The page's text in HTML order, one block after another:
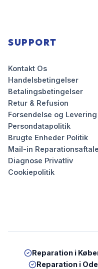
SUPPORT
Kontakt Os
Handelsbetingelser
Betalingsbetingelser
Retur & Refusion
Forsendelse og Levering
Persondatapolitik
Brugte Enheder Politik
Mail-in Reparationsaftale
Diagnose Privatliv
Cookiepolitik
Reparation i
Reparation i